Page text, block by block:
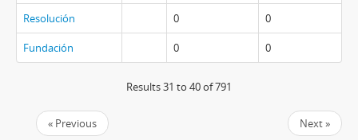
Resolución 0 0
Fundación 0 0
Results 31 to 40 of 791
« Previous Next »